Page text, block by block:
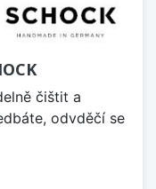
čištit a
odvděčí se